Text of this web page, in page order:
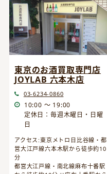
東京のお酒買取専門店
JOYLAB 六本木店
03-6234-0860
10:00 ～ 19:00
定休日：毎週木曜日・日曜
日
アクセス:東京メトロ日比谷線・都
営大江戸線六本木駅から徒歩約10
分
都営大江戸線・南北線麻布十番駅